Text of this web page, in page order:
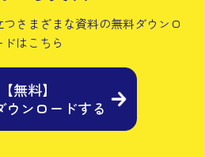
さまざまな資料の無料ダウンロ
ドはこちら
【無料】
ウンロードする